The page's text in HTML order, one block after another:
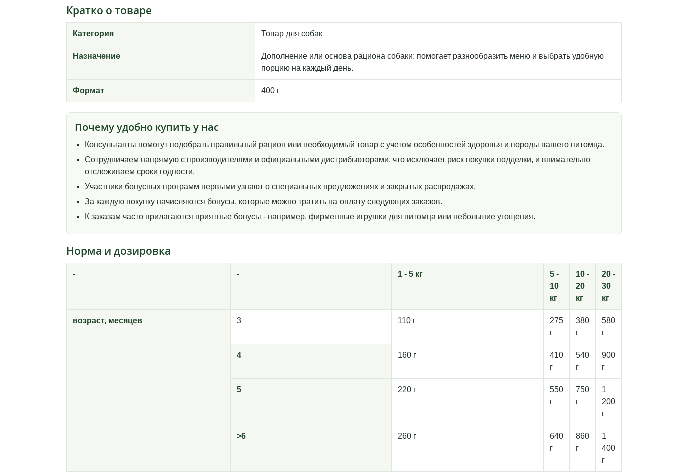
Кратко о товаре
Категория Товар для собак
Назначение
Дополнение или основа рациона собаки: помогает разнообразить меню и выбрать удобную
порцию на каждый день.
Формат 400 г
Почему удобно купить у нас
Консультанты помогут подобрать правильный рацион или необходимый товар с учетом особенностей здоровья и породы вашего питомца.
Сотрудничаем напрямую с производителями и официальными дистрибьюторами, что исключает риск покупки подделки, и внимательно
отслеживаем сроки годности.
Участники бонусных программ первыми узнают о специальных предложениях и закрытых распродажах.
За каждую покупку начисляются бонусы, которые можно тратить на оплату следующих заказов.
К заказам часто прилагаются приятные бонусы - например, фирменные игрушки для питомца или небольшие угощения.
Норма и дозировка
- - 1 - 5 кг
5 -
10
кг
10 -
20
кг
20 -
30
кг
возраст, месяцев 3 110 г
275
г
380
г
580
г
4 160 г
410
г
540
г
900
г
5 220 г
550
г
750
г
1
200
г
>6 260 г
640
г
860
г
1
400
г